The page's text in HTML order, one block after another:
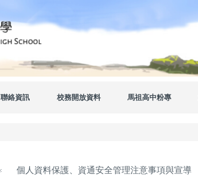
聯絡資訊 校務開放資料 馬祖高中粉專
個人資料保護、資通安全管理注意事項與宣導